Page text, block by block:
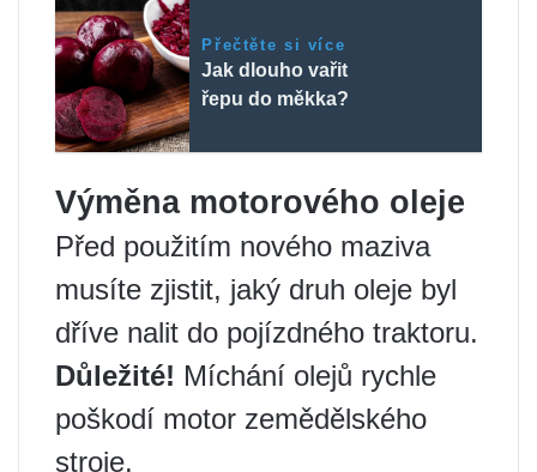
Přečtěte si více
Jak dlouho vařit
řepu do měkka?
Výměna motorového oleje
Před použitím nového maziva
musíte zjistit, jaký druh oleje byl
dříve nalit do pojízdného traktoru.
Důležité! Míchání olejů rychle
poškodí motor zemědělského
stroje.